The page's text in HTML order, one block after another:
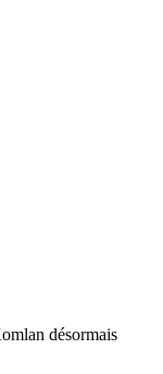
désormais